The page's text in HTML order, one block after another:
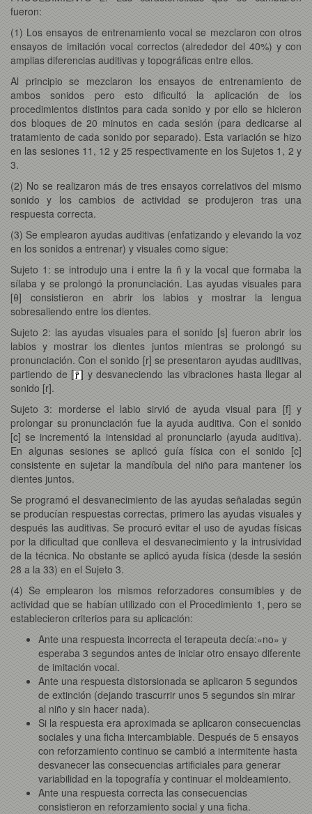
fueron:
(1) Los ensayos de entrenamiento vocal se mezclaron con otros
ensayos de imitación vocal correctos (alrededor del 40%) y con
amplias diferencias auditivas y topográficas entre ellos.
Al principio se mezclaron los ensayos de entrenamiento de
ambos sonidos pero esto dificultó la aplicación de los
procedimientos distintos para cada sonido y por ello se hicieron
dos bloques de 20 minutos en cada sesión (para dedicarse al
tratamiento de cada sonido por separado). Esta variación se hizo
en las sesiones 11, 12 y 25 respectivamente en los Sujetos 1, 2 y
3.
(2) No se realizaron más de tres ensayos correlativos del mismo
sonido y los cambios de actividad se produjeron tras una
respuesta correcta.
(3) Se emplearon ayudas auditivas (enfatizando y elevando la voz
en los sonidos a entrenar) y visuales como sigue:
Sujeto 1: se introdujo una i entre la ñ y la vocal que formaba la
sílaba y se prolongó la pronunciación. Las ayudas visuales para
[θ] consistieron en abrir los labios y mostrar la lengua
sobresaliendo entre los dientes.
Sujeto 2: las ayudas visuales para el sonido [s] fueron abrir los
labios y mostrar los dientes juntos mientras se prolongó su
pronunciación. Con el sonido [r] se presentaron ayudas auditivas,
partiendo de [ ] y desvaneciendo las vibraciones hasta llegar al
sonido [r].
Sujeto 3: morderse el labio sirvió de ayuda visual para [f] y
prolongar su pronunciación fue la ayuda auditiva. Con el sonido
[c] se incrementó la intensidad al pronunciarlo (ayuda auditiva).
En algunas sesiones se aplicó guía física con el sonido [c]
consistente en sujetar la mandíbula del niño para mantener los
dientes juntos.
Se programó el desvanecimiento de las ayudas señaladas según
se producían respuestas correctas, primero las ayudas visuales y
después las auditivas. Se procuró evitar el uso de ayudas físicas
por la dificultad que conlleva el desvanecimiento y la intrusividad
de la técnica. No obstante se aplicó ayuda física (desde la sesión
28 a la 33) en el Sujeto 3.
(4) Se emplearon los mismos reforzadores consumibles y de
actividad que se habían utilizado con el Procedimiento 1, pero se
establecieron criterios para su aplicación:
Ante una respuesta incorrecta el terapeuta decía:«no» y
esperaba 3 segundos antes de iniciar otro ensayo diferente
de imitación vocal.
Ante una respuesta distorsionada se aplicaron 5 segundos
de extinción (dejando trascurrir unos 5 segundos sin mirar
al niño y sin hacer nada).
Si la respuesta era aproximada se aplicaron consecuencias
sociales y una ficha intercambiable. Después de 5 ensayos
con reforzamiento continuo se cambió a intermitente hasta
desvanecer las consecuencias artificiales para generar
variabilidad en la topografía y continuar el moldeamiento.
Ante una respuesta correcta las consecuencias
consistieron en reforzamiento social y una ficha.